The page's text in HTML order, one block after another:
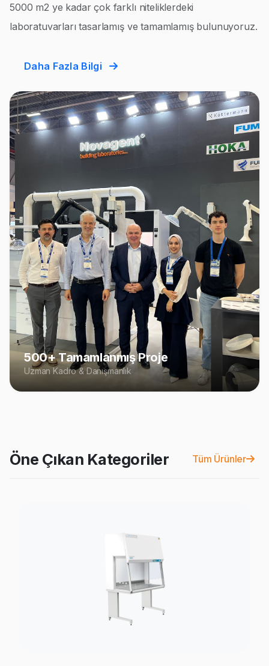
5000 m2 ye kadar çok farklı niteliklerdeki
laboratuvarları tasarlamış ve tamamlamış bulunuyoruz.
Daha Fazla Bilgi
500+ Tamamlanmış Proje
Uzman Kadro & Danışmanlık
Öne Çıkan Kategoriler Tüm Ürünler